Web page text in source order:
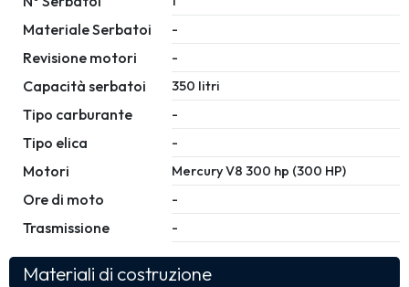
Materiale Serbatoi -
Revisione motori -
Capacità serbatoi 350 litri
Tipo carburante -
Tipo elica -
Motori Mercury V8 300 hp (300 HP)
Ore di moto -
Trasmissione -
Materiali di costruzione